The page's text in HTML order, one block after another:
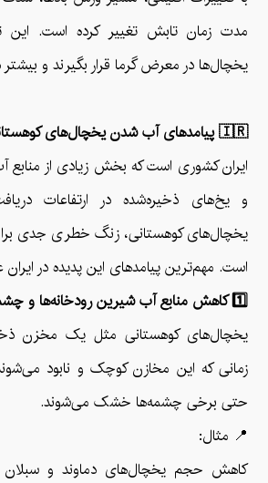
مدت زمان تابش تغییر کرده است. این
یخچال‌ها در معرض گرما قرار بگیرند و
🇮🇷 پیامدهای آب شدن یخچال‌های کوهستانی
ایران کشوری است که بخش زیادی از منابع
و یخ‌های ذخیره‌شده در ارتفاعات
یخچال‌های کوهستانی، زنگ خطری جدی
است. مهم‌ترین پیامدهای این پدیده در ایران
1️⃣ کاهش منابع آب شیرین رودخانه‌ها و چشمه‌ها
یخچال‌های کوهستانی مثل یک مخزن
زمانی که این مخازن کوچک و نابود
حتی برخی چشمه‌ها خشک می‌شوند.
📍 مثال:
کاهش حجم یخچال‌های دماوند و